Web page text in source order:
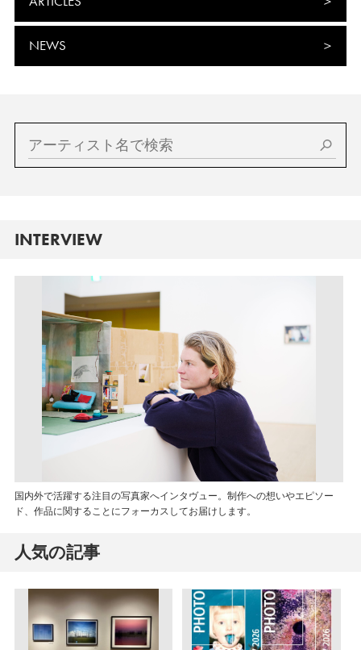
NEWS
INTERVIEW
国内外で活躍する注目の写真家へインタヴュー。制作への想いやエピソー
ド、作品に関することにフォーカスしてお届けします。
人気の記事